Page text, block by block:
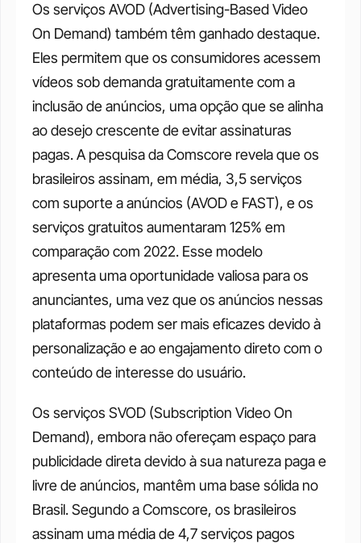
Os serviços AVOD (Advertising-Based Video
On Demand) também têm ganhado destaque.
Eles permitem que os consumidores acessem
vídeos sob demanda gratuitamente com a
inclusão de anúncios, uma opção que se alinha
ao desejo crescente de evitar assinaturas
pagas. A pesquisa da Comscore revela que os
brasileiros assinam, em média, 3,5 serviços
com suporte a anúncios (AVOD e FAST), e os
serviços gratuitos aumentaram 125% em
comparação com 2022. Esse modelo
apresenta uma oportunidade valiosa para os
anunciantes, uma vez que os anúncios nessas
plataformas podem ser mais eficazes devido à
personalização e ao engajamento direto com o
conteúdo de interesse do usuário.
Os serviços SVOD (Subscription Video On
Demand), embora não ofereçam espaço para
publicidade direta devido à sua natureza paga e
livre de anúncios, mantêm uma base sólida no
Brasil. Segundo a Comscore, os brasileiros
assinam uma média de 4,7 serviços pagos